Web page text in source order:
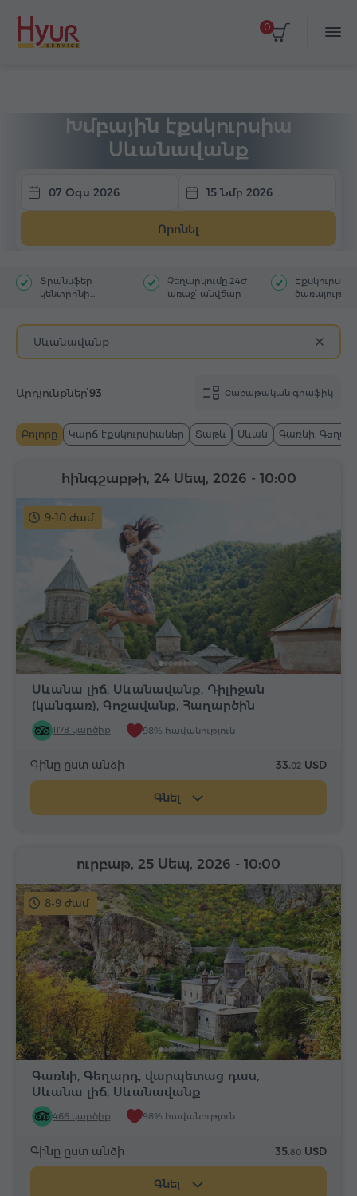
0
Խմբային էքսկուրսիա
Սևանավանք
07 Օգս 2026 15 Նմբ 2026
Որոնել
Տրանսֆեր
կենտրոնի
Չեղարկումը 24ժ
առաջ՝ անվճար
Սևանավանք
Շաբաթական գրաֆիկ
Արդյունքներ՝93
Բոլորը Կարճ էքսկուրսիաներ Տաթև Սևան Գառնի,
9-10 ժամ
Սևանա լիճ, Սևանավանք, Դիլիջան
(կանգառ), Գոշավանք, Հաղարծին
1178 կարծիք 98% հավանություն
հինգշաբթի, 24 Սեպ, 2026 - 10:00
Գինը ըստ անձի 33.02 USD
Գնել
8-9 ժամ
Գառնի, Գեղարդ, վարպետաց դաս,
Սևանա լիճ, Սևանավանք
466 կարծիք 98% հավանություն
ուրբաթ, 25 Սեպ, 2026 - 10:00
Գինը ըստ անձի 35.80 USD
Գնել